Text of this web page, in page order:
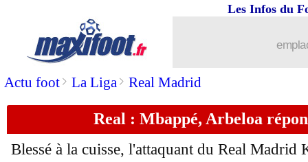
Actu foot> La Liga> Real Madrid
Les Infos du
Real : Mbappé, Arbeloa
Blessé à la cuisse, l'attaquant du Real
OM: Mitchell décline, Fournier
04/05 Santos
04/05 Strasbourg: la C4, le choix assumé
04/05 PSG : de nombreux fans présents à